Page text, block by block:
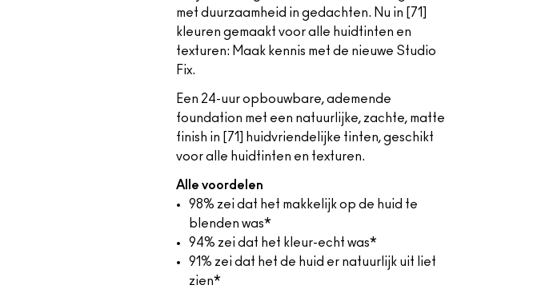
met duurzaamheid in gedachten. Nu in [71]
kleuren gemaakt voor alle huidtinten en
texturen: Maak kennis met de nieuwe Studio
Fix.
Een 24-uur opbouwbare, ademende
foundation met een natuurlijke, zachte, matte
finish in [71] huidvriendelijke tinten, geschikt
voor alle huidtinten en texturen.
Alle voordelen
98% zei dat het makkelijk op de huid te
blenden was*
94% zei dat het kleur-echt was*
91% zei dat het de huid er natuurlijk uit liet
zien*